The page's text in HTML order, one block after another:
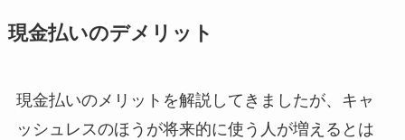
現金払いのデメリット
現金払いのメリットを解説してきましたが、キャ
ッシュレスのほうが将来的に使う人が増えるとは